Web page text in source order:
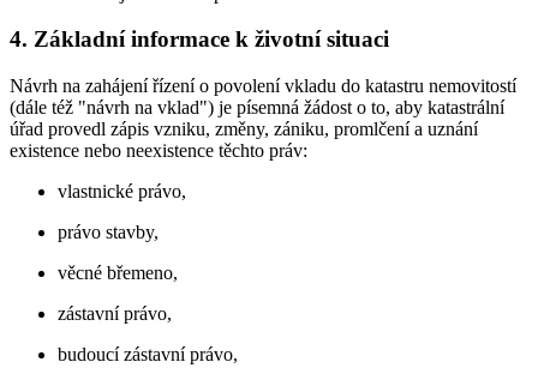
4. Základní informace k životní situaci
Návrh na zahájení řízení o povolení vkladu do katastru nemovitostí
(dále též "návrh na vklad") je písemná žádost o to, aby katastrální
úřad provedl zápis vzniku, změny, zániku, promlčení a uznání
existence nebo neexistence těchto práv:
vlastnické právo,
právo stavby,
věcné břemeno,
zástavní právo,
budoucí zástavní právo,